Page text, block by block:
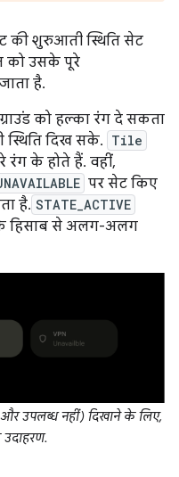
की शुरुआती स्थिति सेट
को उसके पूरे
है.
को हल्का रंग दे सकता
दिख सके. Tile
के होते हैं. वहीं,
पर सेट किए
है. STATE_ACTIVE
हिसाब से अलग-अलग
उपलब्ध नहीं) दिखाने के लिए,